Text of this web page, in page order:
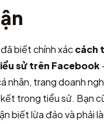
biết chính xáccách
sử trên Facebook
nhân, trang doanh
trong tiểu sử. Bạn
biết lừa đảo và phải